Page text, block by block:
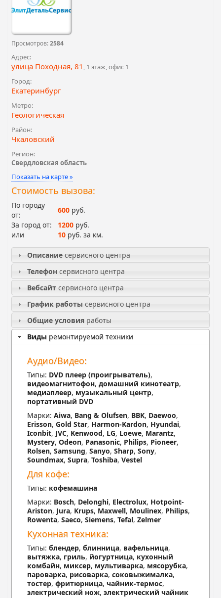
Просмотров:2584
Адрес:
улица Походная, 81 , 1 этаж, офис 1
Город:
Екатеринбург
Метро:
Геологическая
Район:
Чкаловский
Регион:
Свердловская область
Показать на карте »
Стоимость вызова:
По городу
от:
600 руб.
За город от:
1200 руб.
или
10 руб. за км.
Описаниесервисного центра
Телефонсервисного центра
Вебсайтсервисного центра
График работы сервисного центра
Общие условияработы
Виды ремонтируемой техники
Аудио/Видео:
Типы: DVD плеер (проигрыватель),
видеомагнитофон, домашний кинотеатр,
медиаплеер, музыкальный центр,
портативный DVD
Марки: Aiwa, Bang & Olufsen, BBK, Daewoo,
Erisson, Gold Star, Harmon-Kardon, Hyundai,
Iconbit, JVC, Kenwood, LG, Loewe, Marantz,
Mystery, Odeon, Panasonic, Philips, Pioneer,
Rolsen, Samsung, Sanyo, Sharp, Sony,
Soundmax, Supra, Toshiba, Vestel
Для кофе:
Типы: кофемашина
Марки: Bosch, Delonghi, Electrolux, Hotpoint-
Ariston, Jura, Krups, Maxwell, Moulinex, Philips,
Rowenta, Saeco, Siemens, Tefal, Zelmer
Кухонная техника:
Типы: блендер, блинница, вафельница,
вытяжка, гриль, йогуртница, кухонный
комбайн, миксер, мультиварка, мясорубка,
пароварка, рисоварка, соковыжималка,
тостер, фритюрница, чайник-термос,
электрический нож, электрический чайник